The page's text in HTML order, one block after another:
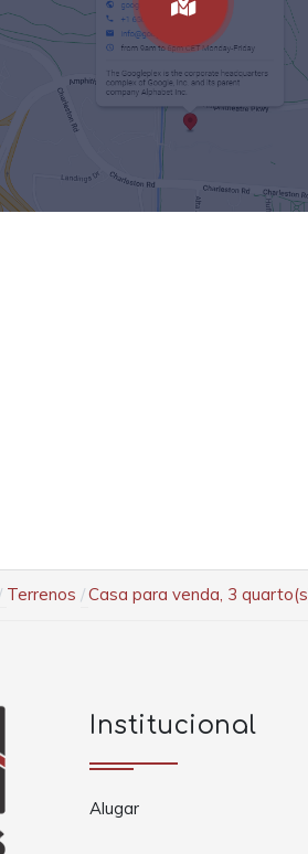
Terrenos Casa para venda, 3
Institucional
Alugar